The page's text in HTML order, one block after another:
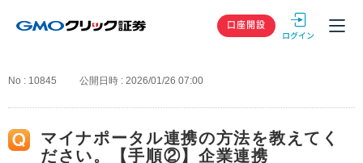
GMOクリック
口座開設
No : 10845 公開日時 : 2026/01/26 07:00
マイナポータル連携の方法を教えてく
ださい。【手順②】企業連携